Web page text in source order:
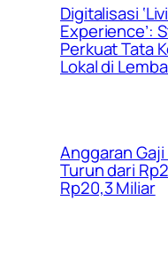
Digitalisasi
Experience’:
Perkuat Tata
Lokal di
Anggaran Gaji
Turun dari
Rp20,3 Miliar